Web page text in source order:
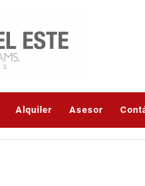
Alquiler Asesor